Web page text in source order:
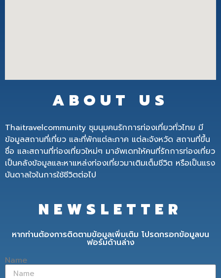
ABOUT US
Thaitravelcommunity ชุมนุมคนรักการท่องเที่ยวทั่วไทย มี
ข้อมูลสถานที่เที่ยว และที่พักแต่ละภาค แต่ละจังหวัด สถานที่ขึ้น
ชื่อ และสถานที่ท่องเที่ยวใหม่ๆ มาอัพเดทให้คนที่รักการท่องเที่ยว
เป็นคลังข้อมูลและหาแหล่งท่องเที่ยวมาเติมเต็มชีวิต หรือเป็นแรง
บันดาลใจในการใช้ชีวิตต่อไป
NEWSLETTER
หากท่านต้องการติดตามข้อมูลเพิ่มเติม โปรดกรอกข้อมูลบน
ฟอร์มด้านล่าง
Name